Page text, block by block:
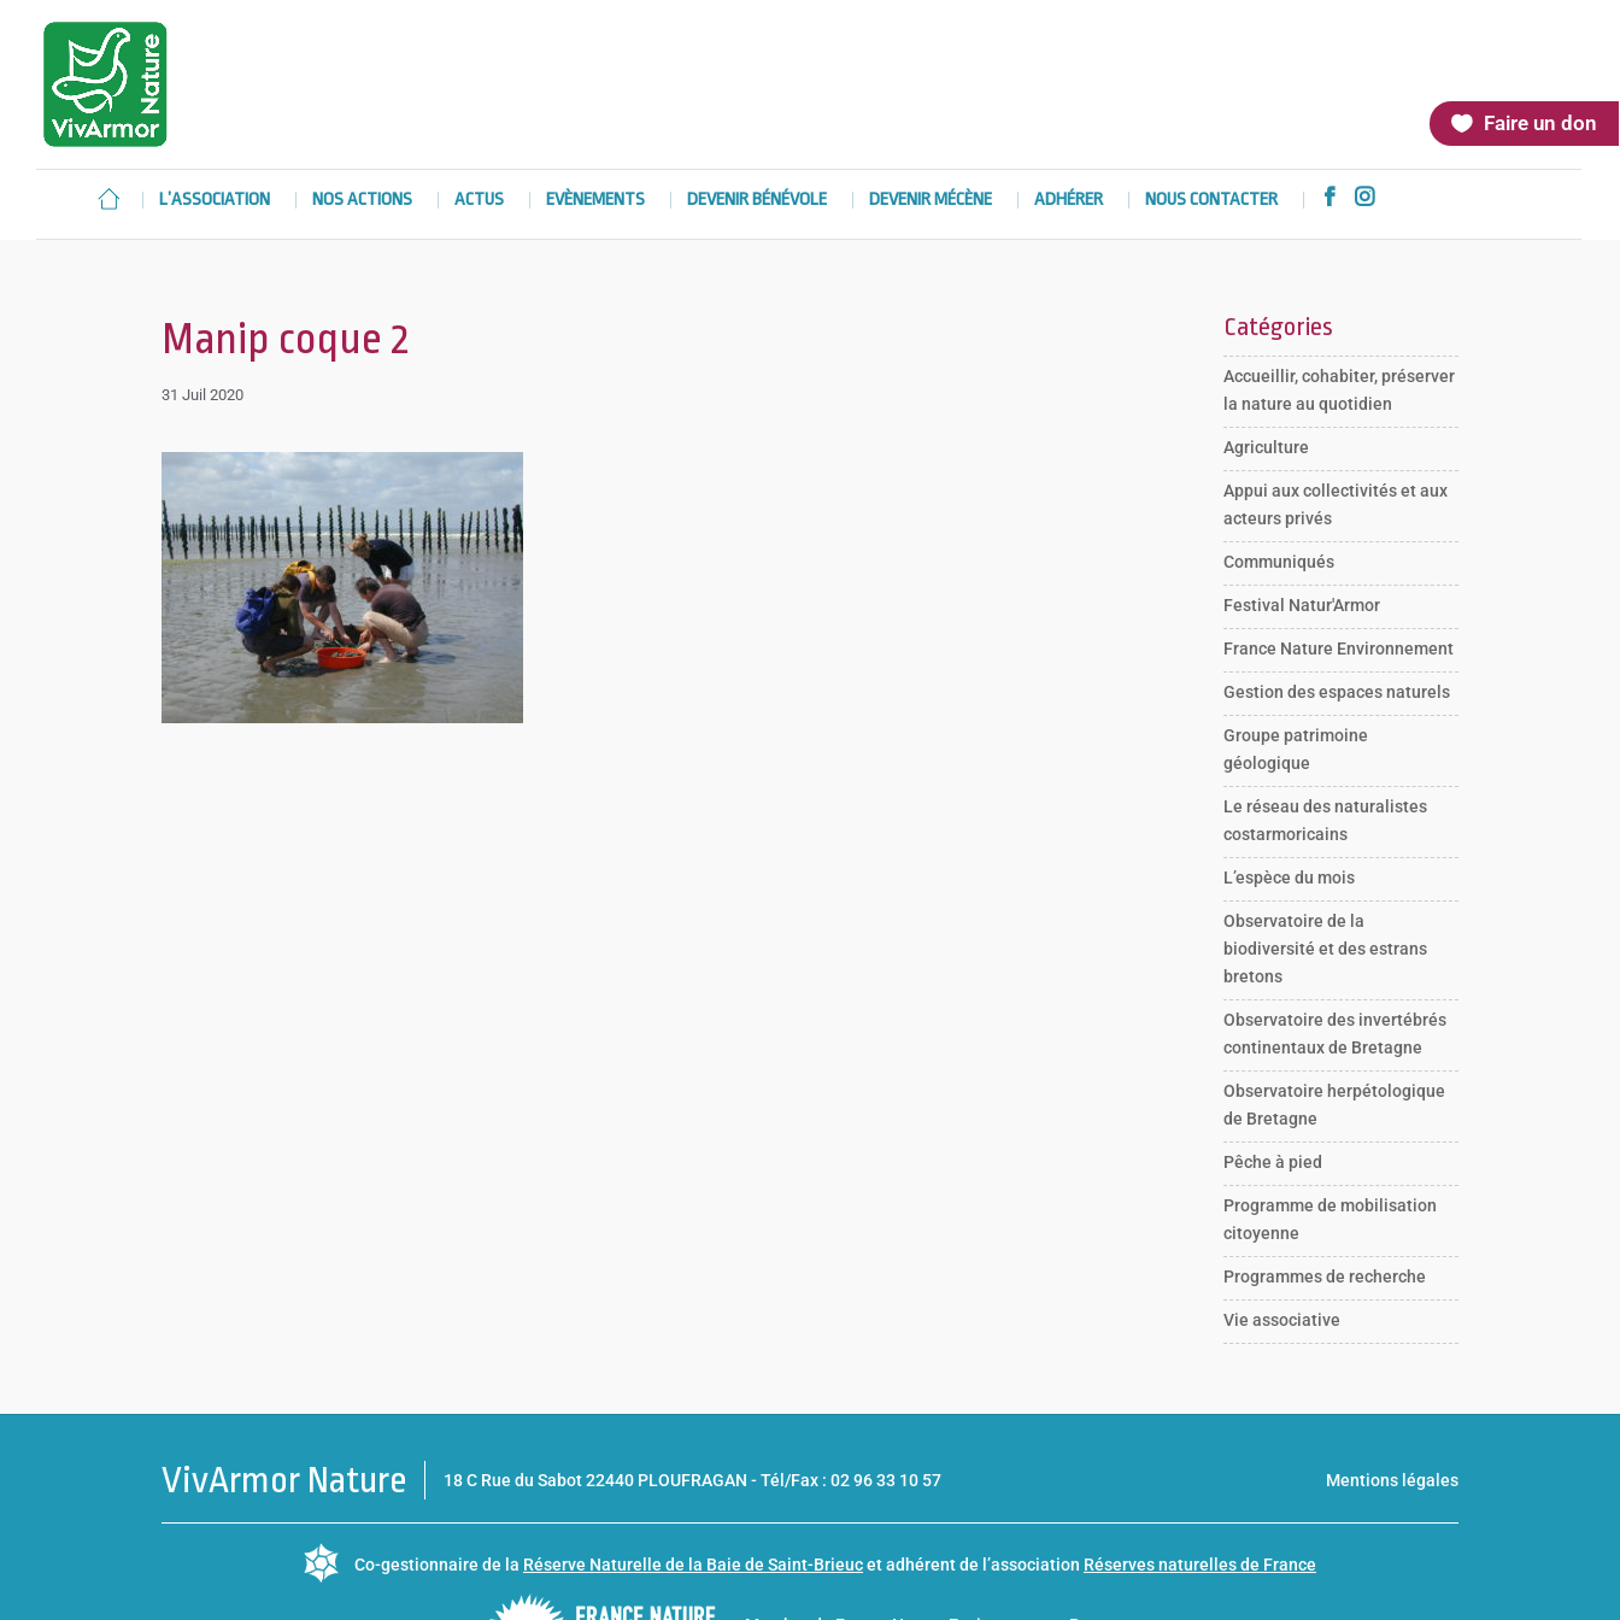
Faire un don
L’ASSOCIATION NOS ACTIONS ACTUS EVÈNEMENTS DEVENIR BÉNÉVOLE DEVENIR MÉCÈNE ADHÉRER NOUS CONTACTER  
Manip coque 2
31 Juil 2020
Catégories
Accueillir, cohabiter, préserver
la nature au quotidien
Agriculture
Appui aux collectivités et aux
acteurs privés
Communiqués
Festival Natur'Armor
France Nature Environnement
Gestion des espaces naturels
Groupe patrimoine
géologique
Le réseau des naturalistes
costarmoricains
L’espèce du mois
Observatoire de la
biodiversité et des estrans
bretons
Observatoire des invertébrés
continentaux de Bretagne
Observatoire herpétologique
de Bretagne
Pêche à pied
Programme de mobilisation
citoyenne
Programmes de recherche
Vie associative
VivArmor Nature 18 C Rue du Sabot 22440 PLOUFRAGAN -Tél/Fax : 02 96 33 10 57 Mentions légales
Co-gestionnaire de la Réserve Naturelle de la Baie de Saint-Brieucet adhérent de l’association Réserves naturelles de France